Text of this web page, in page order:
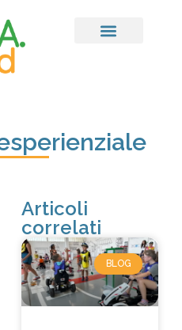
Articoli
correlati
BLOG